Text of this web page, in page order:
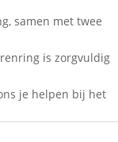
samen met twee
is zorgvuldig
je helpen bij het